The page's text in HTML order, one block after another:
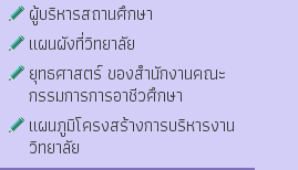
ผู้บริหารสถานศึกษา
แผนผังที่วิทยาลัย
ยุทธศาสตร์ ของสำนักงานคณะ
กรรมการการอาชีวศึกษา
แผนภูมิโครงสร้างการบริหารงาน
วิทยาลัย